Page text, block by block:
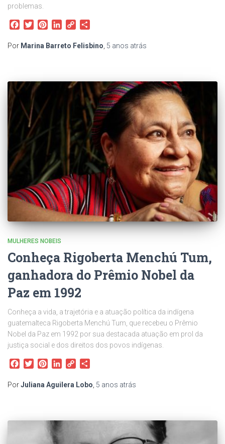
problemas.
Facebook
TwitterPinterestLinkedIn
Copy
Por Marina Barreto Felisbino, 5 anos atrás
MULHERES NOBEIS
Conheça Rigoberta Menchú Tum,
ganhadora do Prêmio Nobel da
Paz em 1992
Conheça a vida, a trajetória e a atuação política da indígena
guatemalteca Rigoberta Menchú Tum, que recebeu o Prêmio
Nobel da Paz em 1992 por sua destacada atuação em prol da
justiça social e dos direitos dos povos indígenas.
Facebook
TwitterPinterestLinkedIn
Copy
PorJuliana Aguilera Lobo 5 anos atrás